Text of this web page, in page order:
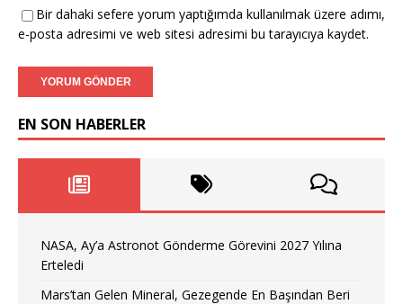
Bir dahaki sefere yorum yaptığımda kullanılmak üzere adımı,
e-posta adresimi ve web sitesi adresimi bu tarayıcıya kaydet.
EN SON HABERLER
NASA, Ay’a Astronot Gönderme Görevini 2027 Yılına
Erteledi
Mars’tan Gelen Mineral, Gezegende En Başından Beri